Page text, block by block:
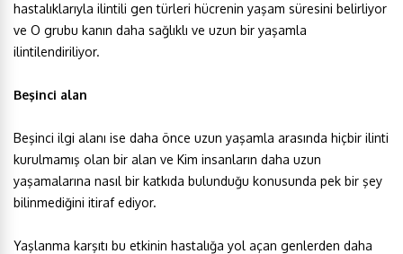
hastalıklarıyla ilintili gen türleri hücrenin yaşam süresini belirliyor
ve O grubu kanın daha sağlıklı ve uzun bir yaşamla
ilintilendiriliyor.
Beşinci alan
Beşinci ilgi alanı ise daha önce uzun yaşamla arasında hiçbir ilinti
kurulmamış olan bir alan ve Kim insanların daha uzun
yaşamalarına nasıl bir katkıda bulunduğu konusunda pek bir şey
bilinmediğini itiraf ediyor.
Yaşlanma karşıtı bu etkinin hastalığa yol açan genlerden daha